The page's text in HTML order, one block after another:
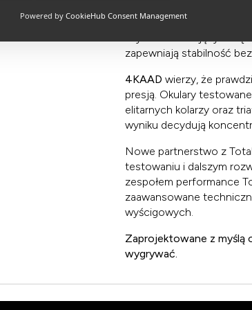
Powered by CookieHub Consent Management
soczewek XCvision
refleksy i zachowywać
szybko zmieniającym
zapewniają stabilność
4KAAD wierzy, że
presją. Okulary
elitarnych kolarzy oraz
wyniku decydują
Nowe partnerstwo z
testowaniu i dalszym
zespołem performance
zaawansowane
wyścigowych.
Zaprojektowane z myślą
wygrywać.